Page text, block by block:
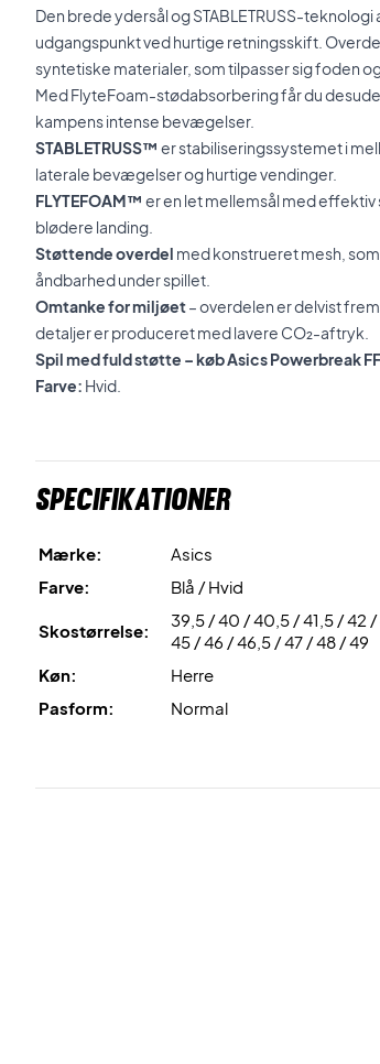
Den brede ydersål og STABLETRUSS-
udgangspunkt ved hurtige retningsskift.
syntetiske materialer, som tilpasser sig foden
Med FlyteFoam-stødabsorbering får du
kampens intense bevægelser.
STABLETRUSS™ er stabiliseringssystemet i
laterale bevægelser og hurtige vendinger.
FLYTEFOAM™ er en let mellemsål med
blødere landing.
Støttende overdel med konstrueret mesh,
åndbarhed under spillet.
Omtanke for miljøet– overdelen er delvist
detaljer er produceret med lavere CO₂-aftryk.
Spil med fuld støtte – køb Asics Powerbreak
Farve: Hvid.
Specifikationer
Mærke:
Asics
Farve:
Blå / Hvid
Skostørrelse:
39,5 / 40 / 40,5 / 41,5 / 42
45 / 46 / 46,5 / 47 / 48 / 49
Køn:
Herre
Pasform:
Normal